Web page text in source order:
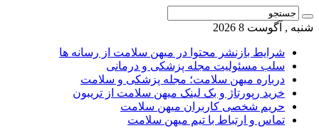
شنبه , آگوست 8 2026
شرایط بازنشر محتوا در میهن سلامت از رسانه ها
سلب مسئولیت مجله پزشکی و درمانی
درباره میهن سلامت؛ مجله پزشکی و سلامت
خرید رپورتاژ و بک لینک میهن سلامت از تریبون
حریم شخصی کاربران میهن سلامت
تماس و ارتباط با تیم میهن سلامت